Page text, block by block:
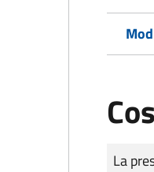
Tipo
La